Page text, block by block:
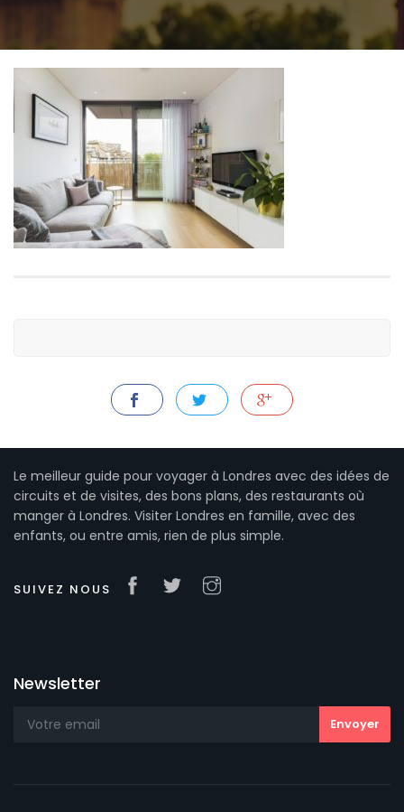
Le meilleur guide pour voyager à Londres avec des idées de
circuits et de visites, des bons plans, des restaurants où
manger à Londres. Visiter Londres en famille, avec des
enfants, ou entre amis, rien de plus simple.
SUIVEZ NOUS
Newsletter